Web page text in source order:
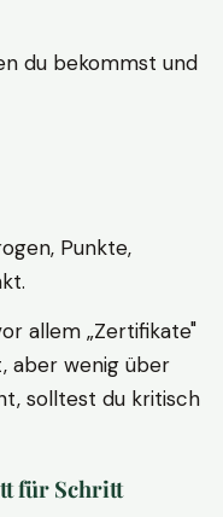
du bekommst und
Punkte,
allem „Zertifikate"
aber wenig über
solltest du kritisch
für Schritt